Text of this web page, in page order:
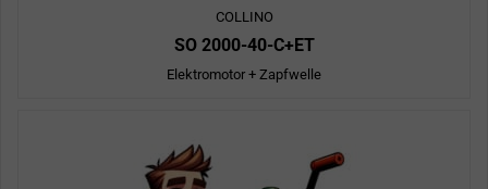
COLLINO
SO 2000-40-C+ET
Elektromotor + Zapfwelle